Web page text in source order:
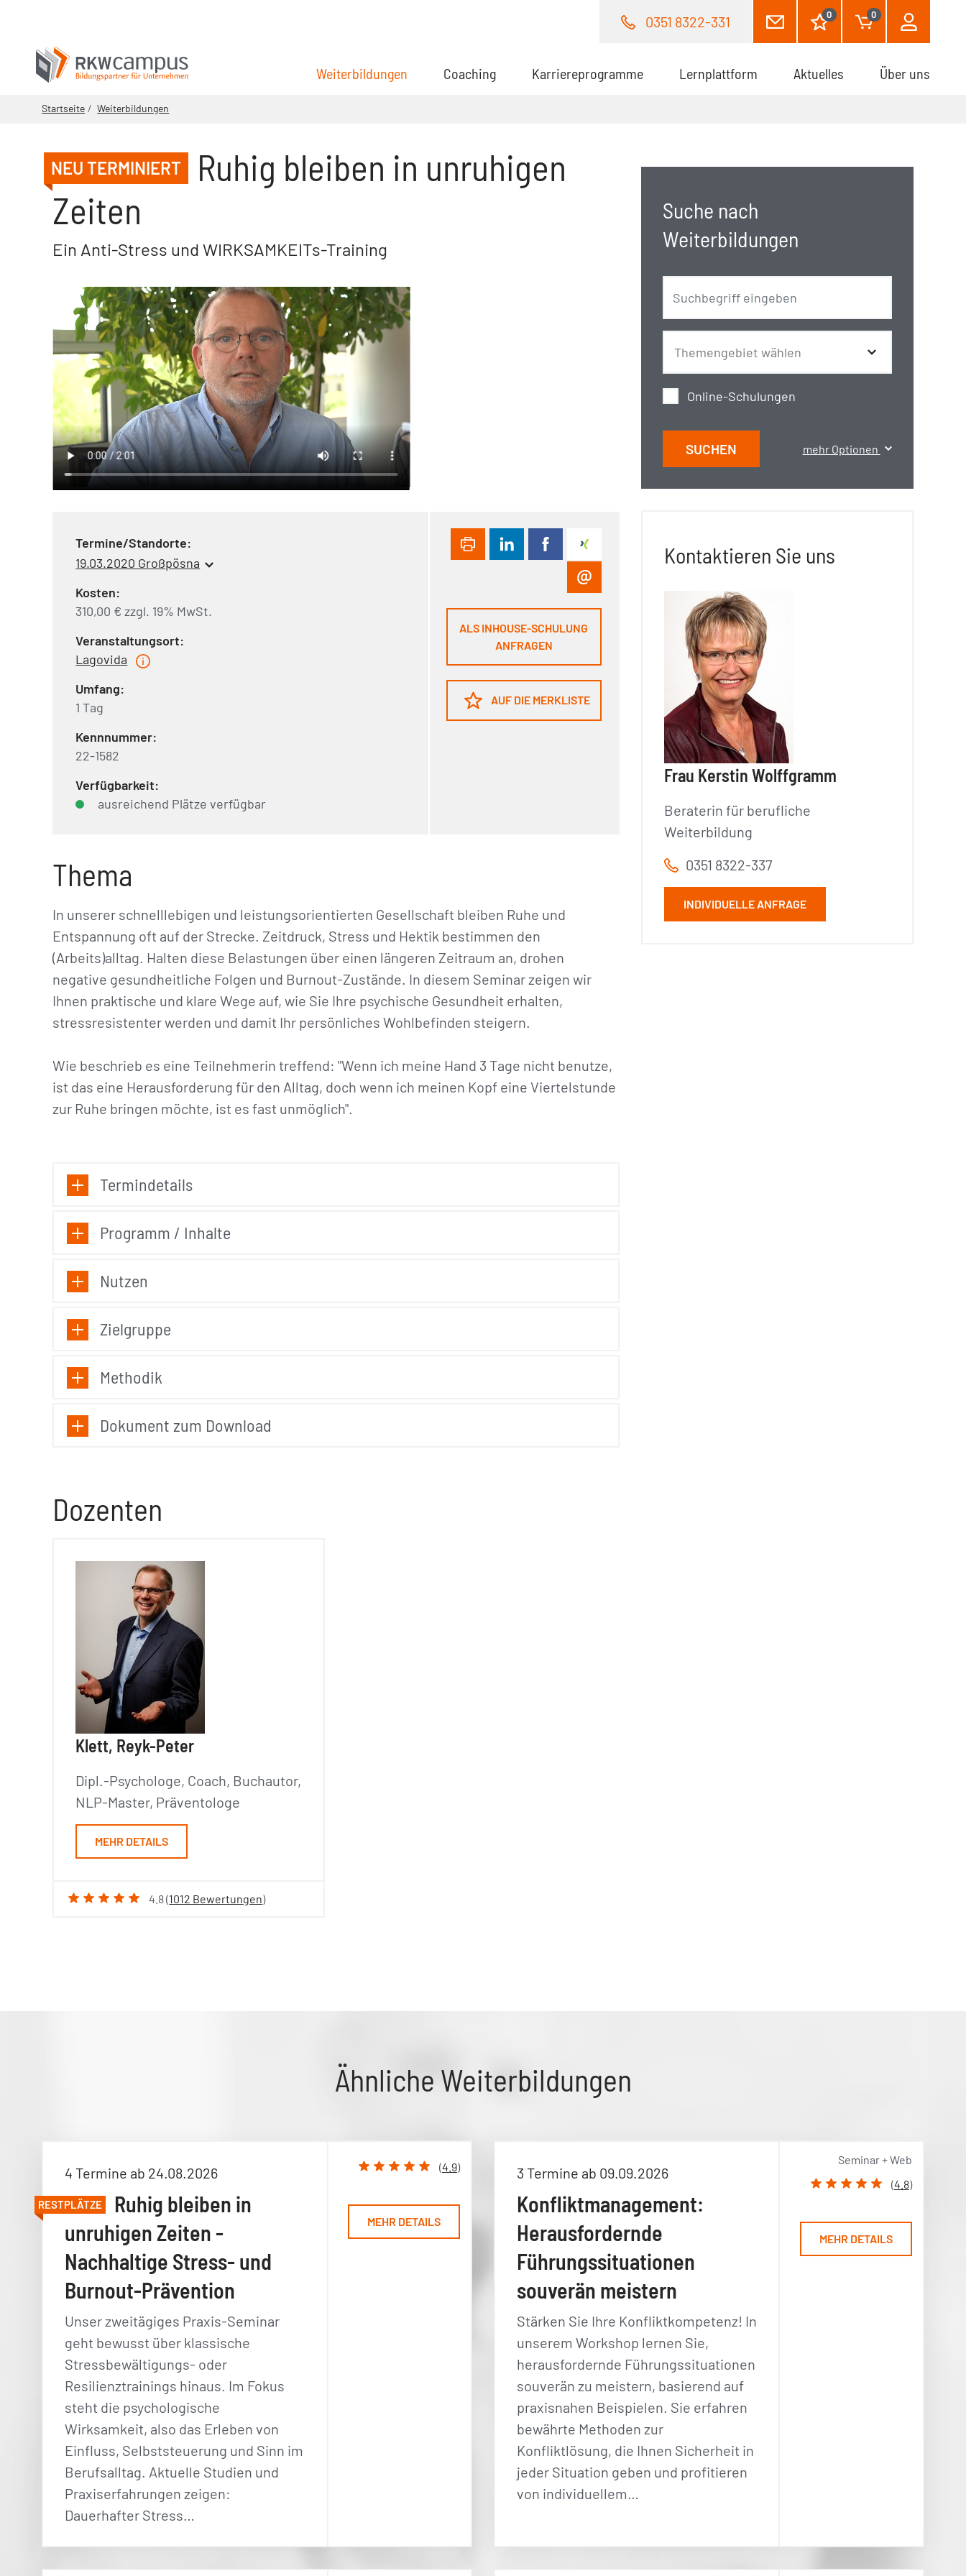
0351 8322-331 0 0
Weiterbildungen (aktuell)Coaching Karriereprogramme Lernplattform Aktuelles Über uns
Startseite Weiterbildungen
NEU TERMINIERT
Ruhig bleiben in unruhigen
Zeiten
Ein Anti-Stress und WIRKSAMKEITs-Training
Termine/Standorte:
19.03.2020 Großpösna
Kosten:
310,00 € zzgl. 19% MwSt.
Veranstaltungsort:
Lagovida
Umfang:
1 Tag
Kennnummer:
22-1582
Verfügbarkeit:
ausreichend Plätze verfügbar
ALS INHOUSE-SCHULUNG
ANFRAGEN
AUF DIE MERKLISTE
Thema
In unserer schnelllebigen und leistungsorientierten Gesellschaft bleiben Ruhe und
Entspannung oft auf der Strecke. Zeitdruck, Stress und Hektik bestimmen den
(Arbeits)alltag. Halten diese Belastungen über einen längeren Zeitraum an, drohen
negative gesundheitliche Folgen und Burnout-Zustände. In diesem Seminar zeigen wir
Ihnen praktische und klare Wege auf, wie Sie Ihre psychische Gesundheit erhalten,
stressresistenter werden und damit Ihr persönliches Wohlbefinden steigern.
Wie beschrieb es eine Teilnehmerin treffend: "Wenn ich meine Hand 3 Tage nicht benutze,
ist das eine Herausforderung für den Alltag, doch wenn ich meinen Kopf eine Viertelstunde
zur Ruhe bringen möchte, ist es fast unmöglich".
Termindetails
Programm / Inhalte
Nutzen
Zielgruppe
Methodik
Dokument zum Download
Dozenten
Klett, Reyk-Peter
Dipl.-Psychologe, Coach, Buchautor,
NLP-Master, Präventologe
MEHR DETAILS
4.8 (1012 Bewertungen)
Suche nach
Weiterbildungen
Online-Schulungen
SUCHEN mehr Optionen
Kontaktieren Sie uns
Frau Kerstin Wolffgramm
Beraterin für berufliche
Weiterbildung
0351 8322-337
INDIVIDUELLE ANFRAGE
Ähnliche Weiterbildungen
4 Termine ab 24.08.2026
RESTPLÄTZE
Ruhig bleiben in
unruhigen Zeiten -
Nachhaltige Stress- und
Burnout-Prävention
Unser zweitägiges Praxis-Seminar
geht bewusst über klassische
Stressbewältigungs- oder
Resilienztrainings hinaus. Im Fokus
steht die psychologische
Wirksamkeit, also das Erleben von
Einfluss, Selbststeuerung und Sinn im
Berufsalltag. Aktuelle Studien und
Praxiserfahrungen zeigen:
Dauerhafter Stress…
(4.9)
MEHR DETAILS
3 Termine ab 09.09.2026
Konfliktmanagement:
Herausfordernde
Führungssituationen
souverän meistern
Stärken Sie Ihre Konfliktkompetenz! In
unserem Workshop lernen Sie,
herausfordernde Führungssituationen
souverän zu meistern, basierend auf
praxisnahen Beispielen. Sie erfahren
bewährte Methoden zur
Konfliktlösung, die Ihnen Sicherheit in
jeder Situation geben und profitieren
von individuellem…
Seminar + Web
(4.8)
MEHR DETAILS